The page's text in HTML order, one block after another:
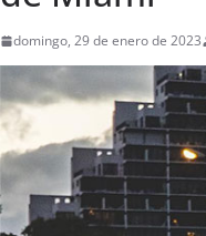
domingo, 29 de enero de 2023